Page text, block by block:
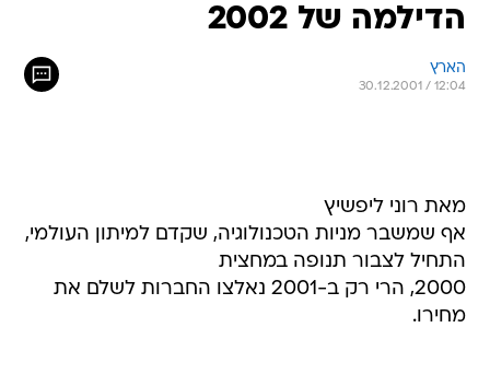
הדילמה של 2002
הארץ
30.12.2001 / 12:04
מאת רוני ליפשיץ
אף שמשבר מניות הטכנולוגיה, שקדם למיתון העולמי,
התחיל לצבור תנופה במחצית
2000, הרי רק ב-2001 נאלצו החברות לשלם את
מחירו.